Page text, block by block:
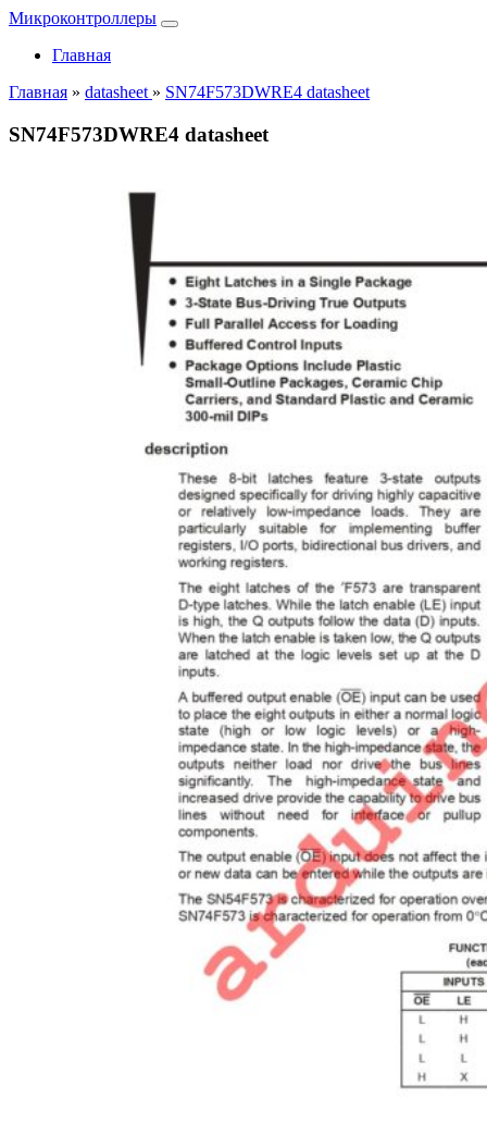
Микроконтроллеры
Главная
Главная » datasheet » SN74F573DWRE4 datasheet
SN74F573DWRE4 datasheet